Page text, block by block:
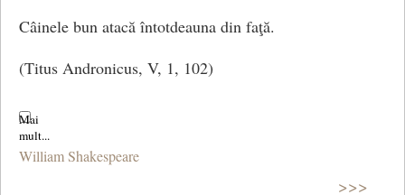
Câinele bun atacă întotdeauna din faţă.
(Titus Andronicus, V, 1, 102)
William Shakespeare
>>>